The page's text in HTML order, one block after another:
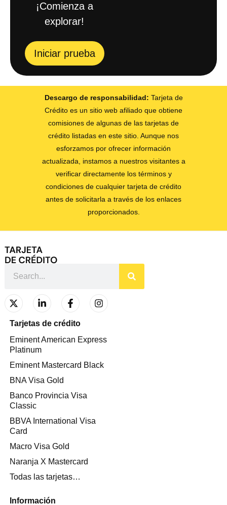
¡Comienza a
explorar!
Iniciar prueba
Descargo de responsabilidad: Tarjeta de
Crédito es un sitio web afiliado que obtiene
comisiones de algunas de las tarjetas de
crédito listadas en este sitio. Aunque nos
esforzamos por ofrecer información
actualizada, instamos a nuestros visitantes a
verificar directamente los términos y
condiciones de cualquier tarjeta de crédito
antes de solicitarla a través de los enlaces
proporcionados.
Tarjetas de crédito
Eminent American Express
Platinum
Eminent Mastercard Black
BNA Visa Gold
Banco Provincia Visa
Classic
BBVA International Visa
Card
Macro Visa Gold
Naranja X Mastercard
Todas las tarjetas…
Información